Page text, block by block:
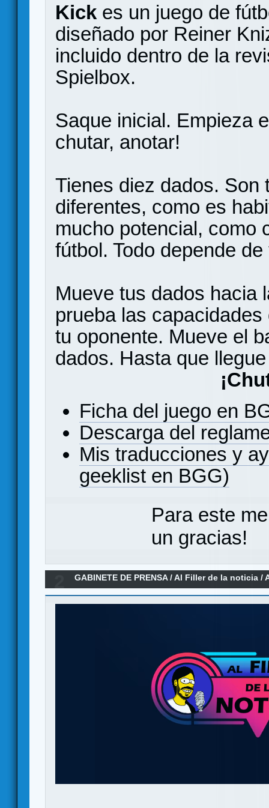
Kick es un juego de
diseñado por Reiner
incluido dentro de la
Spielbox.
Saque inicial. Empieza
chutar, anotar!
Tienes diez dados. Son
diferentes, como es
mucho potencial, como
fútbol. Todo depende
Mueve tus dados hacia
prueba las
tu oponente. Mueve el
dados. Hasta que
Ficha del juego en
Descarga del
Mis traducciones y
geeklist en BGG)
Para este
un gracias!
GABINETE DE PRENSA/Al Filler de la noticia /
2026)